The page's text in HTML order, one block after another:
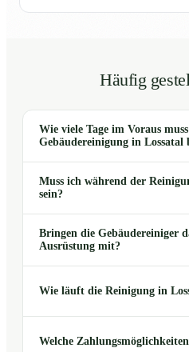
Häufig
Wie viele Tage im Voraus
Gebäudereinigung in Lossatal
Muss ich während der
sein?
Bringen die Gebäudereiniger
Ausrüstung mit?
Wie läuft die Reinigung in
Welche